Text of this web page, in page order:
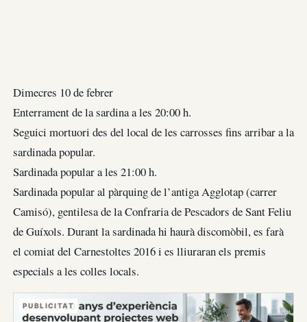
Dimecres 10 de febrer
Enterrament de la sardina a les 20:00 h.
Seguici mortuori des del local de les carrosses fins arribar a la
sardinada popular.
Sardinada popular a les 21:00 h.
Sardinada popular al pàrquing de l’antiga Agglotap (carrer
Camisó), gentilesa de la Confraria de Pescadors de Sant Feliu
de Guíxols. Durant la sardinada hi haurà discomòbil, es farà
el comiat del Carnestoltes 2016 i es lliuraran els premis
especials a les colles locals.
PUBLICITAT